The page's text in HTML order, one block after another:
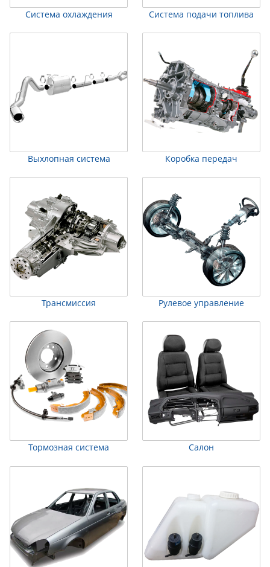
Система охлаждения Система подачи топлива
Выхлопная система Коробка передач
Трансмиссия Рулевое управление
Тормозная система Салон